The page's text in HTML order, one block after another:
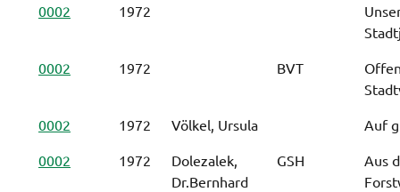
0002
1972
0002
1972 BVT
0002
1972 Völkel, Ursula
Auf
0002
1972
Dolezalek,
Dr.Bernhard
GSH
Aus